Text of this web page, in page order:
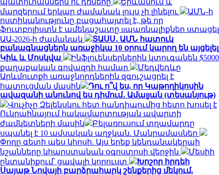
մարզերում երկար ժամանակ լույս չի լինելու
ԱՄՆ-ի
ոստիկանությունը բացահայտել է, թե որ
ֆուտբոլիստն է ամենաշատը uպառնալիքներ ստացել
ԱԱ-2026-ի ժամանակ
ՏԱՍՍ․ ԱՄՆ հատուկ
բանագնացներն առաջիկա 10 օրում կարող են այցելել
Կիև և Մոսկվա
Ինֆլուենսերներին կտուգանեն $5000
քաղաքական գովազդի համար
Մեդվեդևը
Արևմուտքի առաջնորդներին զգուշացրել է
հատուցման մասին
Դու ո՞վ ես, որ Կաթողիկոսին
ավազանի անունով ես դիմում․ Ամալյան (տեսանյութ)
Վուչիչը Զելենսկու հետ հանդիպումից հետո խոսել է
Ուկրաինայում հակամարտության ավարտի
ժամկետների մասին
Բելառուսում տղամարդը
սպանել է 10 ամսական աղջկան. Մանրամասներ
Փողը գետի պես կհոսի. Այս երեք կենդանակերպի
նշանները կհարստանան օգոստոսի վերջին
Մեսիի
ընտանիքում՝ ցավալի կորուստ
Խոշոր հրդեհ
Սայաթ Նովայի բարձրահարկ շենքերից մեկում.